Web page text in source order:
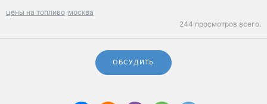
цены на топливо москва
244 просмотров всего.
ОБСУДИТЬ